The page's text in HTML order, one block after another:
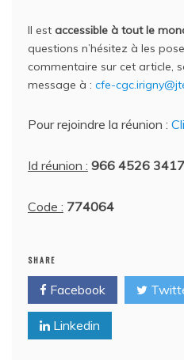
Il est accessible à tout le
questions n’hésitez à les
commentaire sur cet article,
message à : cfe-
Pour rejoindre la réunion :
Id réunion : 966 4526 3417
Code : 774064
SHARE
Facebook
Linkedin